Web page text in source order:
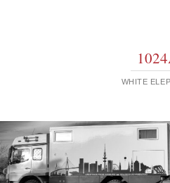
WHITE